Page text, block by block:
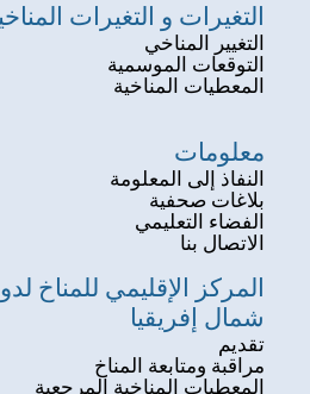
التغيرات و التغيرات
التغيير المناخي
التوقعات الموسمية
المعطيات المناخية
معلومات
النفاذ إلى المعلومة
بلاغات صحفية
الفضاء التعليمي
الاتصال بنا
المركز الإقليمي للمناخ
شمال إفريقيا
تقديم
مراقبة ومتابعة المناخ
المعطيات المناخية المرجعية